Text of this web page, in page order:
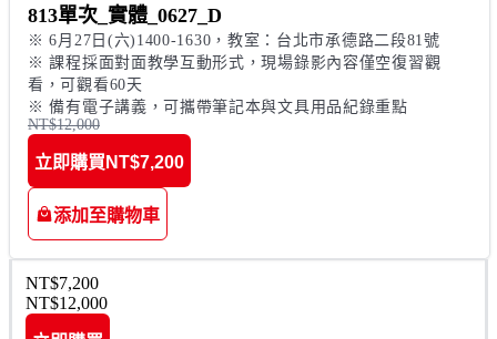
813單次_實體_0627_D
※ 6月27日(六)1400-1630，教室：台北市承德路二段81號
※ 課程採面對面教學互動形式，現場錄影內容僅空復習觀
看，可觀看60天
※ 備有電子講義，可攜帶筆記本與文具用品紀錄重點
NT$12,000
立即購買 NT$7,200
添加至購物車
NT$7,200
NT$12,000